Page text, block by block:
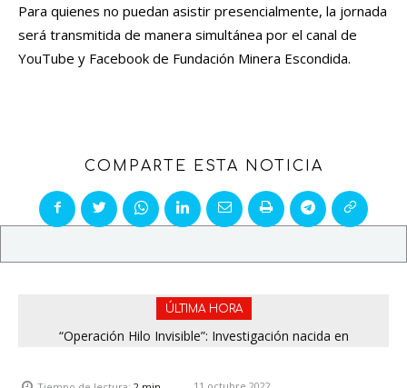
Para quienes no puedan asistir presencialmente, la jornada
será transmitida de manera simultánea por el canal de
YouTube y Facebook de Fundación Minera Escondida.
COMPARTE ESTA NOTICIA